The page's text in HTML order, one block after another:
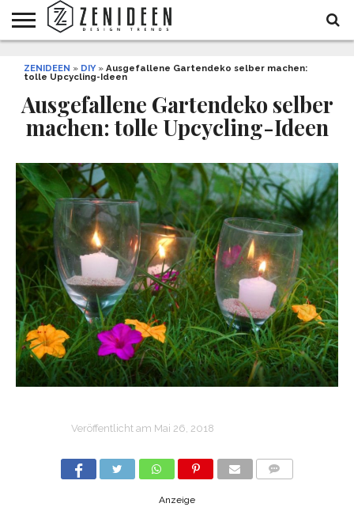
INNENDESIGN
ARCHITEKTUR
GARTEN
UND
LIFESTYLE
DEKO
&
DIY
STYLE
REZEPTE
GESUNDHEIT
WEIHNACHTEN
ZENIDEEN » DIY» Ausgefallene Gartendeko selber machen:
tolle Upcycling-Ideen
Ausgefallene Gartendeko selber
machen: tolle Upcycling-Ideen
Veröffentlicht am Mai 26, 2018
Anzeige